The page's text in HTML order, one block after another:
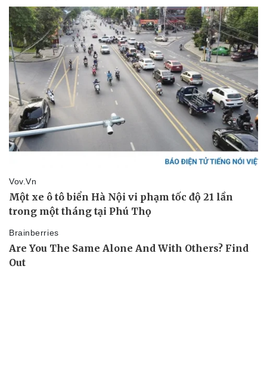
Phòng mạch online
Ăn sạch sống khỏe